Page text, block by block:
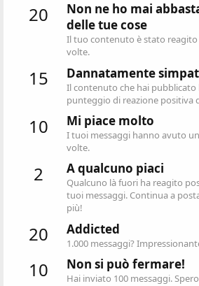
20
Non ne ho mai
delle tue cose
Il tuo contenuto è stato
volte.
15 Dannatamente
Il contenuto che hai
punteggio di reazione positiva
10 Mi piace molto
I tuoi messaggi hanno avuto
volte.
2 A qualcuno piaci
Qualcuno là fuori ha reagito
tuoi messaggi. Continua a
più!
20 Addicted
1.000 messaggi?
10 Non si può fermare!
Hai inviato 100 messaggi.